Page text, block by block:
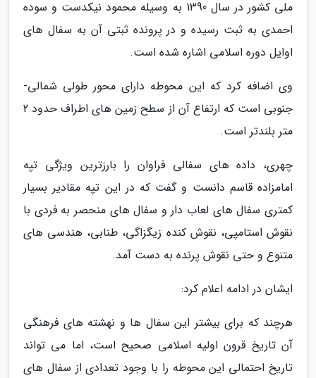
ملی کشور در سال 1390 به وسیله محمود نیکدست و سوده
احمدی به ثبت رسیده و در پرونده ثبتی آن به سفال های
اوایل دوره اسلامی اشاره شده است.
وی اضافه کرد که این محوطه دارای محور طولی شمالی-
جنوبی است که ارتفاع آن از سطح زمین های اطراف حدود 2
متر بلندتر است.
چهری، داده های سفالی فراوان را بارزترین ویژگی تپه
امامزاده قاسم دانست و گفت که در این تپه مقادیر بسیار
کمتری سفال های لعاب دار و سفال های منحصر به فردی با
نقوش استامپی، نقوش کنده زیگزاگی، طنابی، هندسی های
متنوع و حتی نقوش پرنده به دست آمد.
ایشان در ادامه اعلام کرد:
هرچند که برای بیشتر این سفال ها و نهشته های فرهنگی
آن تاریخ قرون اولیه اسلامی صحیح است، اما می تواند
تاریخ احتمالی این محوطه را با وجود تعدادی از سفال های